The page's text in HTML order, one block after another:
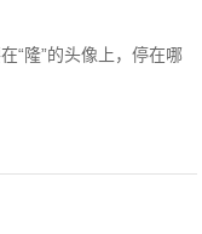
“隆”的头像上，停在哪